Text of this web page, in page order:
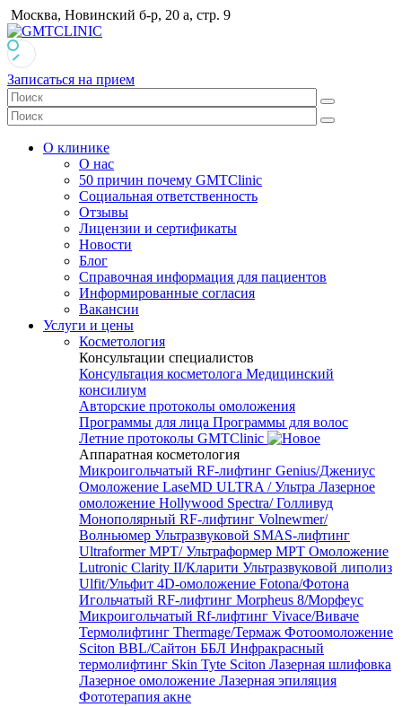
Москва, Новинский б-р, 20 а, стр. 9
Записаться на прием
О клинике
О нас
50 причин почему GMTClinic
Социальная ответственность
Отзывы
Лицензии и сертификаты
Новости
Блог
Справочная информация для пациентов
Информированные согласия
Вакансии
Услуги и цены
Косметология
Консультации специалистов
Консультация косметолога Медицинский
консилиум
Авторские протоколы омоложения
Программы для лица Программы для волос
Летние протоколы GMTClinic
Аппаратная косметология
Микроигольчатый RF-лифтинг Genius/Джениус
Омоложение LaseMD ULTRA / Ультра Лазерное
омоложение Hollywood Spectra/ Голливуд
Монополярный RF-лифтинг Volnewmer/
Волньюмер Ультразвуковой SMAS-лифтинг
Ultraformer MPT/ Ультраформер MPT Омоложение
Lutronic Clarity II/Кларити Ультразвуковой липолиз
Ulfit/Ульфит 4D-омоложение Fotona/Фотона
Игольчатый RF-лифтинг Morpheus 8/Морфеус
Микроигольчатый Rf-лифтинг Vivace/Виваче
Термолифтинг Thermage/Термаж Фотоомоложение
Sciton BBL/Сайтон ББЛ Инфракрасный
термолифтинг Skin Tyte Sciton Лазерная шлифовка
Лазерное омоложение Лазерная эпиляция
Фототерапия акне